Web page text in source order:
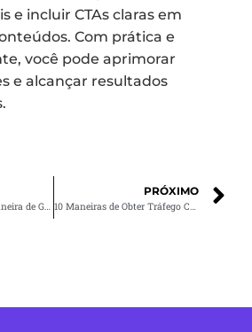
e incluir CTAs claras em
Com prática e
você pode aprimorar
e alcançar resultados
PRÓXIMO